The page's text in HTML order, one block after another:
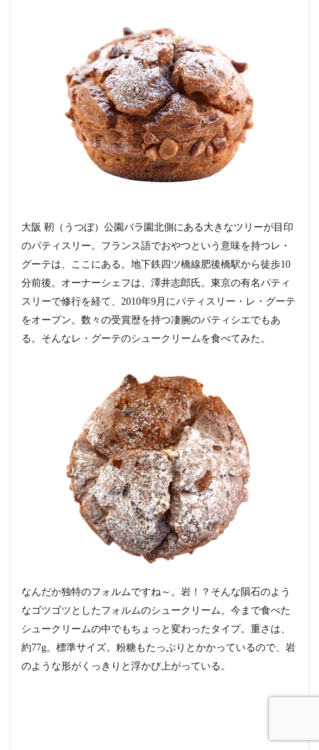
大阪 靭（うつぼ）公園バラ園北側にある大きなツリーが目印
のパティスリー。フランス語でおやつという意味を持つレ・
グーテは、ここにある。地下鉄四ツ橋線肥後橋駅から徒歩10
分前後。オーナーシェフは、澤井志郎氏。東京の有名パティ
スリーで修行を経て、2010年9月にパティスリー・レ・グーテ
をオープン。 数々の受賞歴を持つ凄腕のパティシエでもあ
る。そんなレ・グーテのシュークリームを食べてみた。
なんだか独特のフォルムですね～。 岩！？ そんな隕石のよう
なゴツゴツとしたフォルムのシュークリーム。今まで食べた
シュークリームの中でもちょっと変わったタイプ。 重さは、
約77g。 標準サイズ。粉糖もたっぷりとかかっているので、岩
のような形がくっきりと浮かび上がっている。